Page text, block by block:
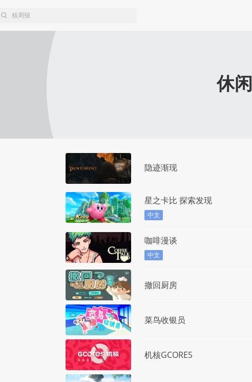
休闲
隐迹渐现
星之卡比 探索发现
中文
咖啡漫谈
中文
撤回厨房
菜鸟收银员
机核GCORES